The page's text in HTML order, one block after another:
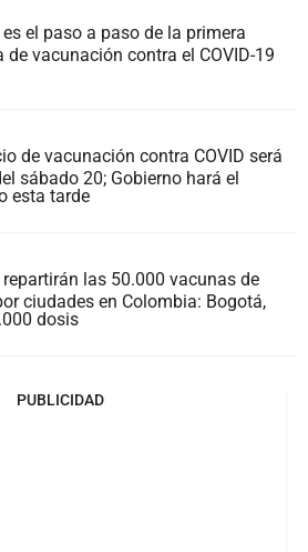
el paso a paso de la primera
de vacunación contra el COVID-19
de vacunación contra COVID será
sábado 20; Gobierno hará el
esta tarde
las 50.000 vacunas de
ciudades en Colombia: Bogotá,
dosis
PUBLICIDAD